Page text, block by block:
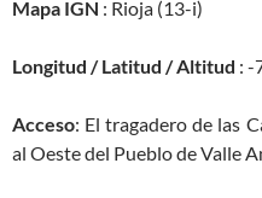
Mapa IGN : Rioja (13-i)
Longitud / Latitud / Altitud : -
Acceso: El tragadero de las
al Oeste del Pueblo de Valle